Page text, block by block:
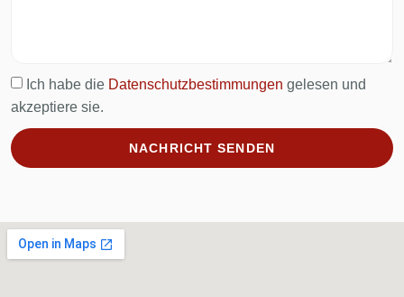
Ich habe die Datenschutzbestimmungen gelesen und
akzeptiere sie.
NACHRICHT SENDEN